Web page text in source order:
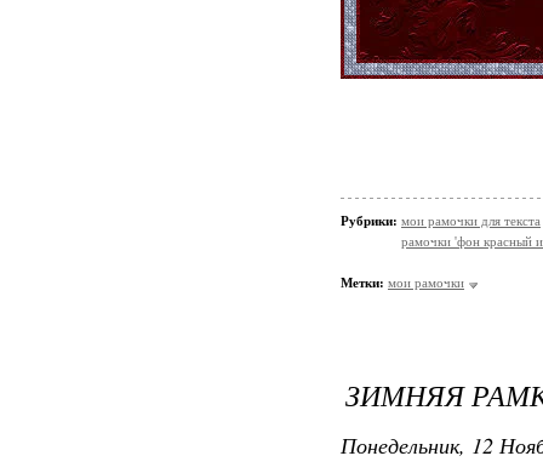
Рубрики: мои рамочки для текста
рамочки 'фон красный
Метки: мои рамочки
ЗИМНЯЯ
Понедельник, 12